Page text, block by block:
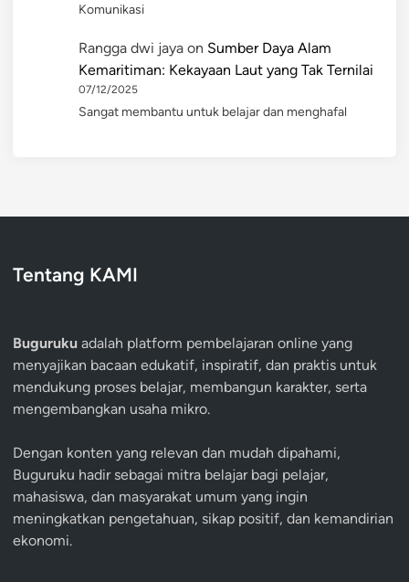
Komunikasi
Rangga dwi jaya on Sumber Daya Alam
Kemaritiman: Kekayaan Laut yang Tak Ternilai
07/12/2025
Sangat membantu untuk belajar dan menghafal
Tentang KAMI
Buguruku adalah platform pembelajaran online yang
menyajikan bacaan edukatif, inspiratif, dan praktis untuk
mendukung proses belajar, membangun karakter, serta
mengembangkan usaha mikro.
Dengan konten yang relevan dan mudah dipahami,
Buguruku hadir sebagai mitra belajar bagi pelajar,
mahasiswa, dan masyarakat umum yang ingin
meningkatkan pengetahuan, sikap positif, dan kemandirian
ekonomi.